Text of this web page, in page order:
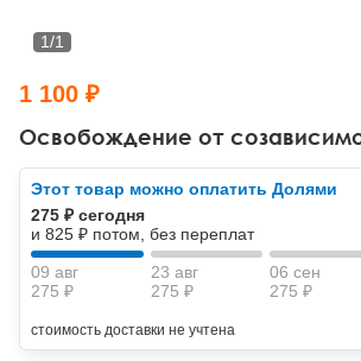
Другие направления психотерапии
Классический, эриксоновский гипноз
НЛП
Социальная психология
Классический и юнгианский
Освобождение от
1/1
1 100 ₽
Этот товар можно оплатить Долями
275 ₽ сегодня
и 825 ₽ потом, без переплат
09 авг
275 ₽
23 авг
275 ₽
06 сен
275 ₽
стоимость доставки не учтена